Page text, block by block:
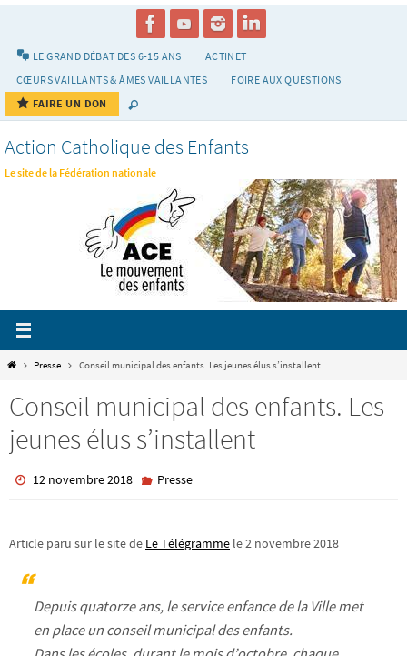
LE GRAND DÉBAT DES 6-15 ANS
ACTINET
CŒURS VAILLANTS & ÂMES VAILLANTES
FOIRE AUX QUESTIONS
FAIRE UN DON
Action Catholique des Enfants
Le site de la Fédération nationale
HomePresse Conseil municipal des enfants. Les jeunes élus s’installent
Conseil municipal des enfants. Les
jeunes élus s’installent
12 novembre 2018 Presse
Article paru sur le site de Le Télégramme le 2 novembre 2018
Depuis quatorze ans, le service enfance de la Ville met
en place un conseil municipal des enfants.